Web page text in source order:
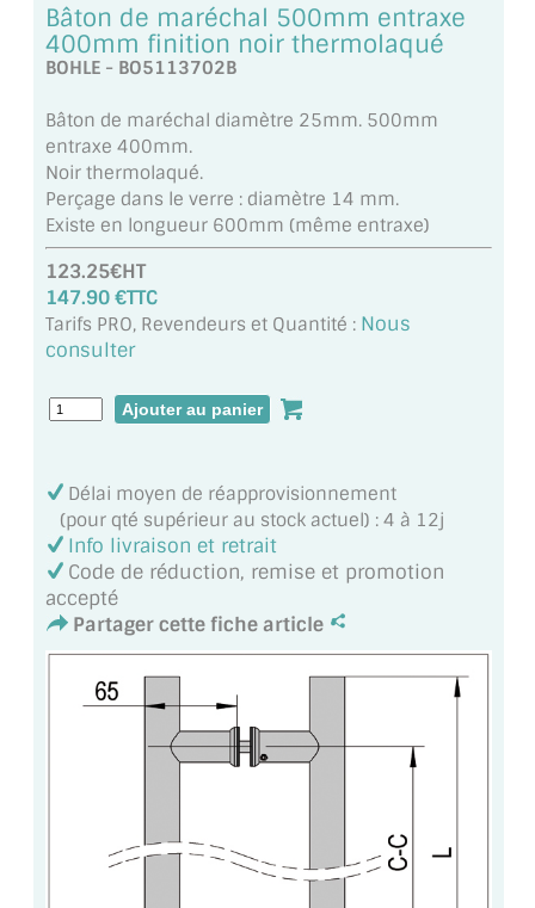
MIROIR VIEILLI
LOTS DE MIROIRS EN MOZAÏQUE
MIROIR POUR PORTE
MIROIR DE SALLE DE BAIN
MIROIR PAROI DE DOUCHE
MIROIR POUR SALLE DE DANSE
MIROIR TV
VERRE SUR MESURE
VERRE EXTRACLAIR
VERRE TREMPÉ (SÉCURIT)
PAROI DE DOUCHE
VERRE ANTI-REFLET
Bâton de maréchal 500mm entraxe
400mm finition noir thermolaqué
BOHLE - BO5113702B
Bâton de maréchal diamètre 25mm. 500mm
entraxe 400mm.
Noir thermolaqué.
Perçage dans le verre : diamètre 14 mm.
Existe en longueur 600mm (même entraxe)
123.25€HT
147.90 €TTC
Tarifs PRO, Revendeurs et Quantité : Nous
consulter
Délai moyen de réapprovisionnement
(pour qté supérieur au stock actuel) : 4 à 12j
Info livraison et retrait
Code de réduction, remise et promotion
accepté
Partager cette fiche article